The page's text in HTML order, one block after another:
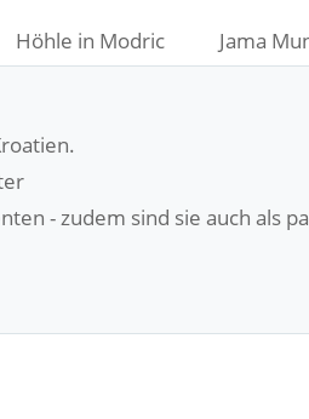
Höhle in Modric Jama
- zudem sind sie auch als